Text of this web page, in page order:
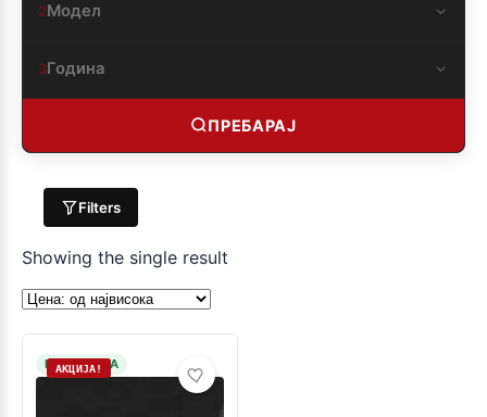
2Модел
3Година
ПРЕБАРАЈ
Filters
Showing the single result
НА ЗАЛИХА
АКЦИЈА!